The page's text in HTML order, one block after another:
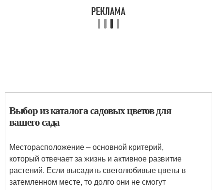
Выбор из каталога садовых цветов для
вашего сада
Месторасположение – основной критерий,
который отвечает за жизнь и активное развитие
растений. Если высадить светолюбивые цветы в
затемленном месте, то долго они не смогут